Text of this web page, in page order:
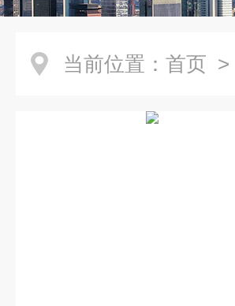
当前位置： 首页 >